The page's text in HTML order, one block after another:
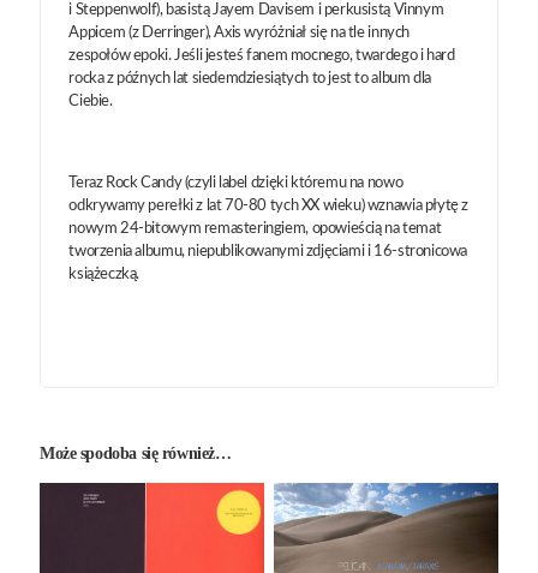
i Steppenwolf), basistą Jayem Davisem i perkusistą Vinnym
Appicem (z Derringer), Axis wyróżniał się na tle innych
zespołów epoki. Jeśli jesteś fanem mocnego, twardego i hard
rocka z późnych lat siedemdziesiątych to jest to album dla
Ciebie.
Teraz Rock Candy (czyli label dzięki któremu na nowo
odkrywamy perełki z lat 70-80 tych XX wieku) wznawia płytę z
nowym 24-bitowym remasteringiem, opowieścią na temat
tworzenia albumu, niepublikowanymi zdjęciami i 16-stronicowa
książeczką.
Może spodoba się również…